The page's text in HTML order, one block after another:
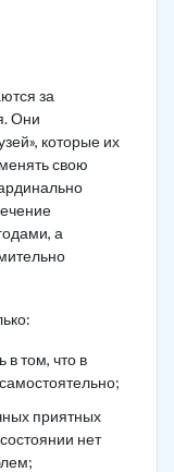
за
Они
которые их
свою
а
в том, что в
приятных
нет